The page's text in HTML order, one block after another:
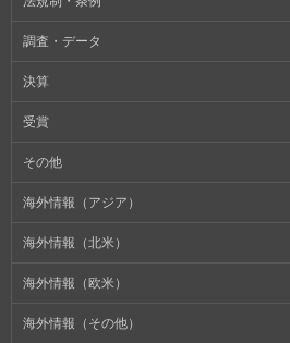
調査・データ
決算
受賞
その他
海外情報（アジア）
海外情報（北米）
海外情報（欧米）
海外情報（その他）